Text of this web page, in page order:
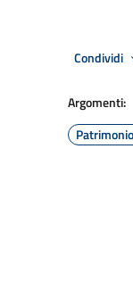
Condividi
Argomenti: